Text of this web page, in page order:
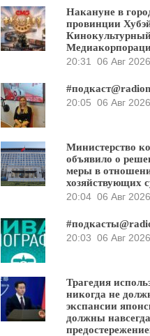
Накануне в
провинции
20:31
06 Авг 2026
20:05 06 Авг 2026
Министерство
объявило о
меры в
хозяйствующих
20:04 06 Авг 2026
20:03 06 Авг 2026
Трагедия
никогда не
экспансии
должны